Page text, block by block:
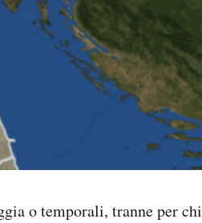
o temporali, tranne per chi